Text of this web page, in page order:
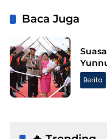
Baca Juga
Berita